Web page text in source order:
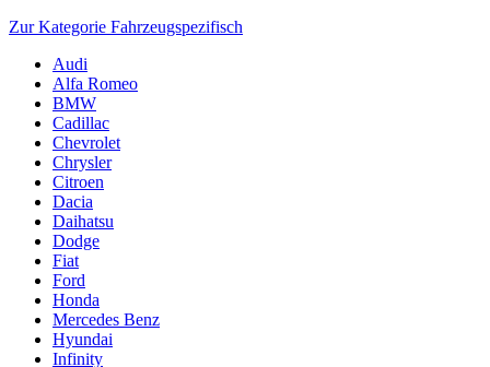
Zur Kategorie Fahrzeugspezifisch
Audi
Alfa Romeo
BMW
Cadillac
Chevrolet
Chrysler
Citroen
Dacia
Daihatsu
Dodge
Fiat
Ford
Honda
Mercedes Benz
Hyundai
Infinity